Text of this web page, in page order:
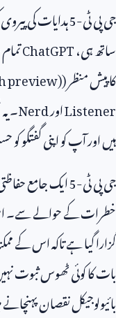
جی پی ٹی-5ہدایات کی
ساتھ ہی،ChatGPT
کا پیش منظر (preview)
ListenerاورNerd۔
ہیں اور آپ کو اپنی
جی پی ٹی-5ایک جامع
خطرات کے حوالے سے۔
گزارا گیا ہے تاکہ اس کے
بات کا کوئی ٹھوس ثبوت
بائیولوجیکل نقصان